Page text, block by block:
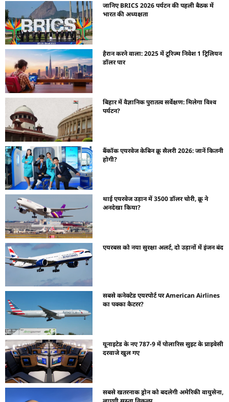
जानिए BRICS 2026 पर्यटन की पहली बैठक में
भारत की अध्यक्षता
हैरान करने वाला: 2025 में टूरिज्म निवेश 1 ट्रिलियन
डॉलर पार
बिहार में वैज्ञानिक पुरातत्व सर्वेक्षण: मिलेगा विश्व
पर्यटन?
बैंकॉक एयरवेज केबिन क्रू सैलरी 2026: जानें कितनी
होगी?
थाई एयरवेज उड़ान में 3500 डॉलर चोरी, क्रू ने
अनदेखा किया?
एयरबस को नया सुरक्षा अलर्ट, दो उड़ानों में इंजन बंद
सबसे कनेक्टेड एयरपोर्ट पर American Airlines
का पक्का कैटरर?
यूनाइटेड के नए 787-9 में पोलारिस सुइट के प्राइवेसी
दरवाजे खुल गए
सबसे खतरनाक ड्रोन को बदलेगी अमेरिकी वायुसेना,